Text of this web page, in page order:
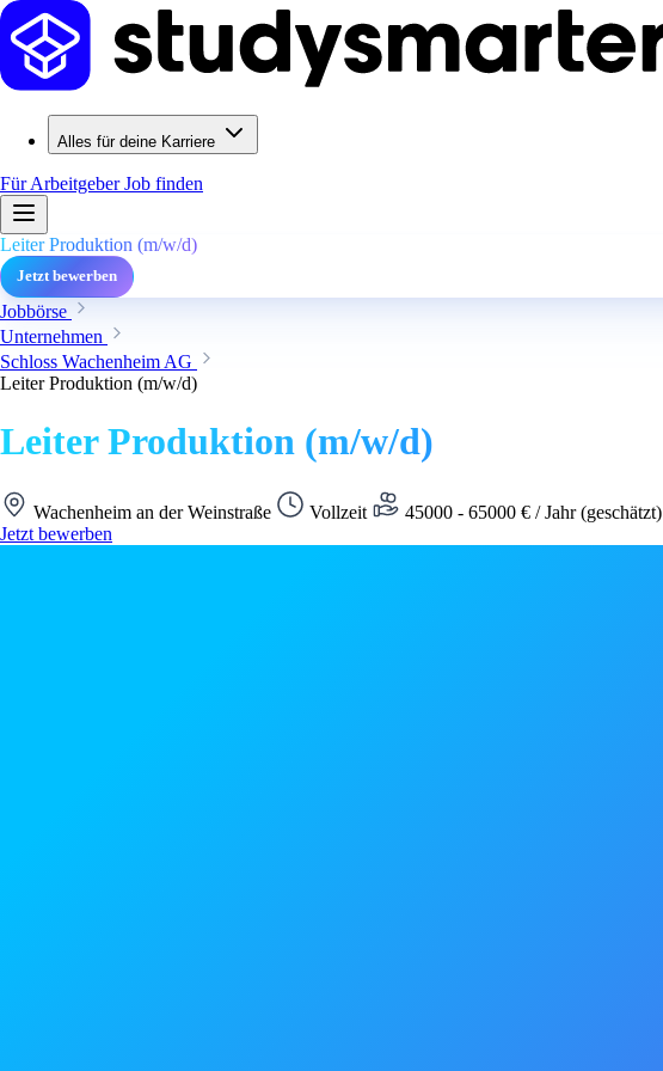
Alles für deine Karriere
Für ArbeitgeberJob finden
Leiter Produktion (m/w/d)
Jetzt bewerben
Jobbörse
Unternehmen
Schloss Wachenheim AG
Leiter Produktion (m/w/d)
Leiter Produktion (m/w/d)
Wachenheim an der Weinstraße Vollzeit 45000 - 65000 € / Jahr (geschätzt)
Jetzt bewerben